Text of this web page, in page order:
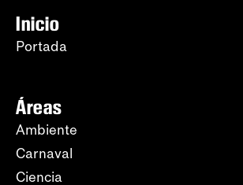
Inicio
Portada
Áreas
Ambiente
Carnaval
Ciencia